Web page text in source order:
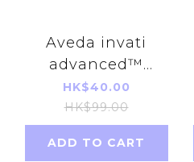
Aveda invati
advanced™
thickening foam
Parallel Imports
HK$40.00
HK$99.00
ADD TO CART